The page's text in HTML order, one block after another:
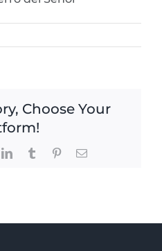
Choose Your
LinkedInTumblr PinterestEmail